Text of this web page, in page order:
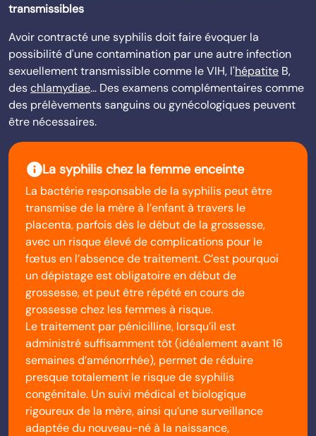
transmissibles
Avoir contracté une syphilis doit faire évoquer la
possibilité d'une contamination par une autre infection
sexuellement transmissible comme le VIH, l'hépatite B,
deschlamydiae… Des examens complémentaires comme
des prélèvements sanguins ou gynécologiques peuvent
être nécessaires.
infoLa syphilis chez la femme enceinte
La bactérie responsable de la syphilis peut être
transmise de la mère à l’enfant à travers le
placenta, parfois dès le début de la grossesse,
avec un risque élevé de complications pour le
fœtus en l’absence de traitement. C’est pourquoi
un dépistage est obligatoire en début de
grossesse, et peut être répété en cours de
grossesse chez les femmes à risque.
Le traitement par pénicilline, lorsqu’il est
administré suffisamment tôt (idéalement avant 16
semaines d’aménorrhée), permet de réduire
presque totalement le risque de syphilis
congénitale. Un suivi médical et biologique
rigoureux de la mère, ainsi qu’une surveillance
adaptée du nouveau-né à la naissance,